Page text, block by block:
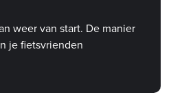
weer van start. De manier
je fietsvrienden